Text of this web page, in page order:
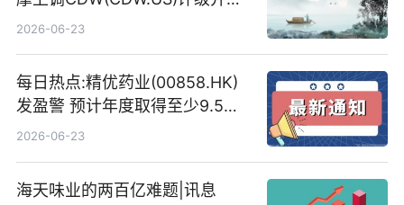
高IBM(IBM.US)戴尔(DELL.US)
2026-06-23
每日热点:精优药业(00858.HK)
发盈警 预计年度取得至少9.5亿
港元的亏损 同比盈转亏
2026-06-23
海天味业的两百亿难题|讯息